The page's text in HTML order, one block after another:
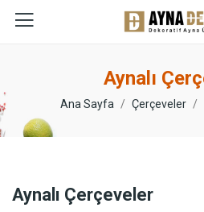
Aynalı
Ana Sayfa Çerçeveler
Aynalı Çerçeveler